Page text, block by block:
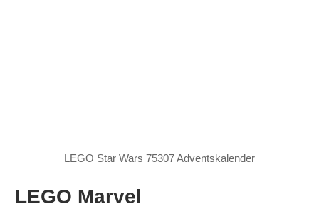
LEGO Star Wars 75307 Adventskalender
LEGO Marvel